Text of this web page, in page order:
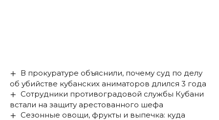
В прокуратуре объяснили, почему суд по делу
об убийстве кубанских аниматоров длился 3 года
Сотрудники противоградовой службы Кубани
встали на защиту арестованного шефа
Сезонные овощи, фрукты и выпечка: куда